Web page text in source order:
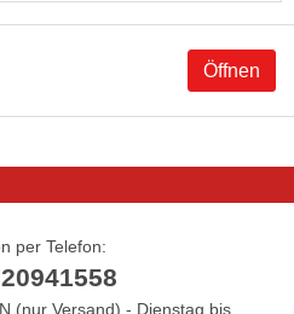
Öffnen
per Telefon:
(nur Versand) - Dienstag bis